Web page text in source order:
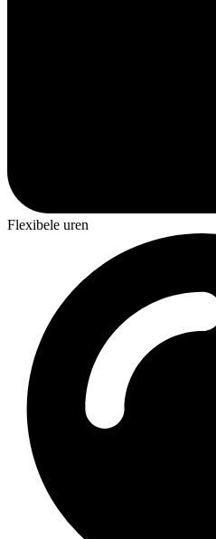
Flexibele uren